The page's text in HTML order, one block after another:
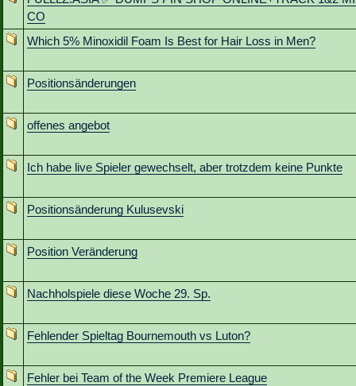
CO
Which 5% Minoxidil Foam Is Best for Hair Loss in Men?
Positionsänderungen
offenes angebot
Ich habe live Spieler gewechselt, aber trotzdem keine Punkte
Positionsänderung Kulusevski
Position Veränderung
Nachholspiele diese Woche 29. Sp.
Fehlender Spieltag Bournemouth vs Luton?
Fehler bei Team of the Week Premiere League